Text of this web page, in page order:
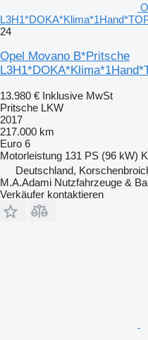
24
Opel Movano B*Pritsche
13.980 € Inklusive MwSt
Pritsche LKW
2017
217.000 km
Euro 6
Motorleistung 131 PS (96 kW)
Deutschland,
M.A.Adami Nutzfahrzeuge &
Verkäufer kontaktieren